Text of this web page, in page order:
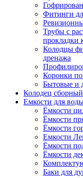
Фитинги
Трубы с
прокладки
Колодцы
дренажа
Коронки по
Бытовые и
Колодец
Емкости для
Ёмкости
Ёмкости
Ёмкости
Емкости
Ёмкости
Ёмкости
Баки для